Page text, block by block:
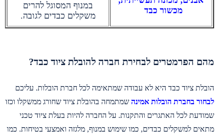
מכשור כבד
במנוף המסוגל להרים
משקלים כבדים לגובה.
מהם הפרמטרים לבחירת חברה להובלת ציוד כבד?
הובלת ציוד כבד היא לא עבודה שמתאימה לכל חברת הובלות. עליכם
לבחור בחברת הובלות אמינה שמתמחה בהובלת ציוד שחורג ממשקלו וכזו
שמודעת לכל האתגרים והתקנות. על החברה להיות בעלת ציוד טכני
מתאים למשקלים כבדים, כמו שימוש במנוף, מלגזה ואמצעי בטיחות. כמו